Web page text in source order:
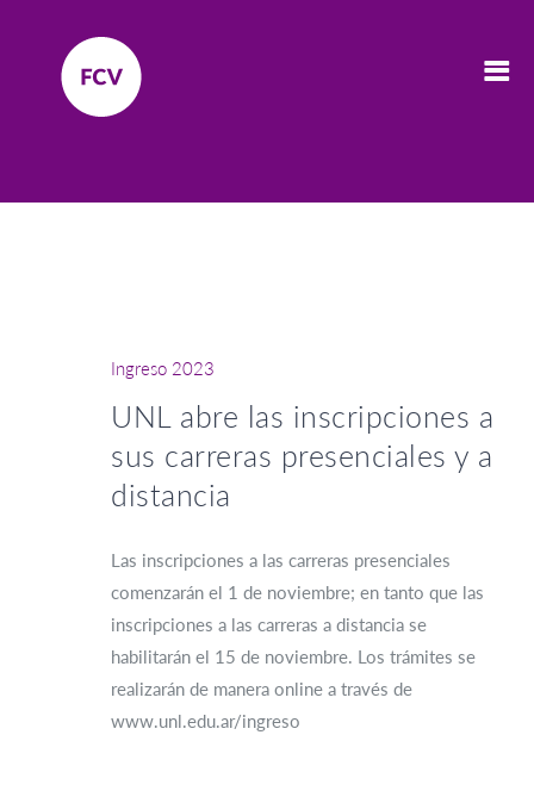
Ingreso 2023
UNL abre las inscripciones a
sus carreras presenciales y a
distancia
Las inscripciones a las carreras presenciales
comenzarán el 1 de noviembre; en tanto que las
inscripciones a las carreras a distancia se
habilitarán el 15 de noviembre. Los trámites se
realizarán de manera online a través de
www.unl.edu.ar/ingreso